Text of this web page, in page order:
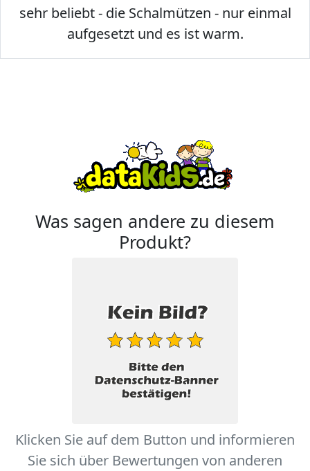
sehr beliebt - die Schalmützen - nur einmal
aufgesetzt und es ist warm.
Was sagen andere zu diesem
Produkt?
Klicken Sie auf dem Button und informieren
Sie sich über Bewertungen von anderen